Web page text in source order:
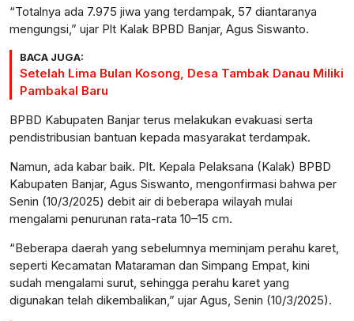
“Totalnya ada 7.975 jiwa yang terdampak, 57 diantaranya
mengungsi,” ujar Plt Kalak BPBD Banjar, Agus Siswanto.
BACA JUGA:
Setelah Lima Bulan Kosong, Desa Tambak Danau Miliki
Pambakal Baru
BPBD Kabupaten Banjar terus melakukan evakuasi serta
pendistribusian bantuan kepada masyarakat terdampak.
Namun, ada kabar baik. Plt. Kepala Pelaksana (Kalak) BPBD
Kabupaten Banjar, Agus Siswanto, mengonfirmasi bahwa per
Senin (10/3/2025) debit air di beberapa wilayah mulai
mengalami penurunan rata-rata 10–15 cm.
“Beberapa daerah yang sebelumnya meminjam perahu karet,
seperti Kecamatan Mataraman dan Simpang Empat, kini
sudah mengalami surut, sehingga perahu karet yang
digunakan telah dikembalikan,” ujar Agus, Senin (10/3/2025).